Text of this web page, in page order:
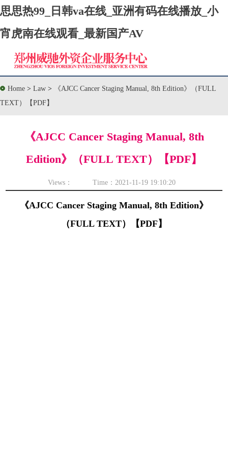
思思热99_日韩va在线_亚洲有码在线播放_小
宵虎南在线观看_最新国产AV
Home > Law >
《AJCC Cancer Staging Manual, 8th Edition》（FULL
TEXT）【PDF】
《AJCC Cancer Staging Manual, 8th
Edition》（FULL TEXT）【PDF】
Views： Time：2021-11-19 19:10:20
《AJCC Cancer Staging Manual, 8th Edition》
（FULL TEXT）【PDF】